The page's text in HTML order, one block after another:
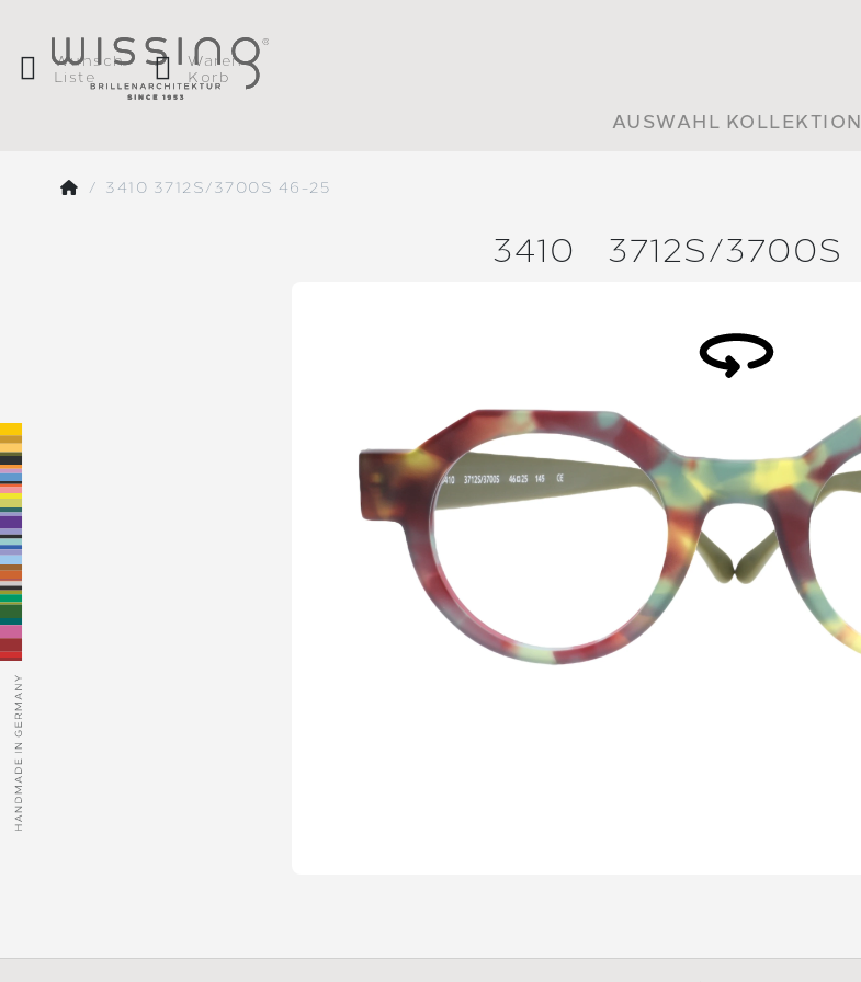
Wunsch
Liste
Waren
Korb
AUSWAHL KOLLEKTION
3410 3712S/3700S 46-25
3410 3712S/3700S